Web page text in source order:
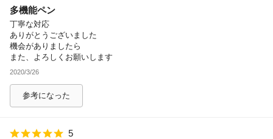
多機能ペン
丁寧な対応
ありがとうございました
機会がありましたら
また、よろしくお願いします
2020/3/26
参考になった
5
除外ワード